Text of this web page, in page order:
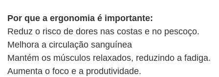
Por que a ergonomia é importante:
Reduz o risco de dores nas costas e no pescoço.
Melhora a circulação sanguínea
Mantém os músculos relaxados, reduzindo a fadiga.
Aumenta o foco e a produtividade.